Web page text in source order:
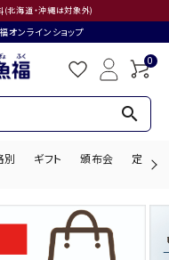
(北海道・沖縄は対象外)
ンラインショップ
0
search
別 ギフト 頒布会 定期購